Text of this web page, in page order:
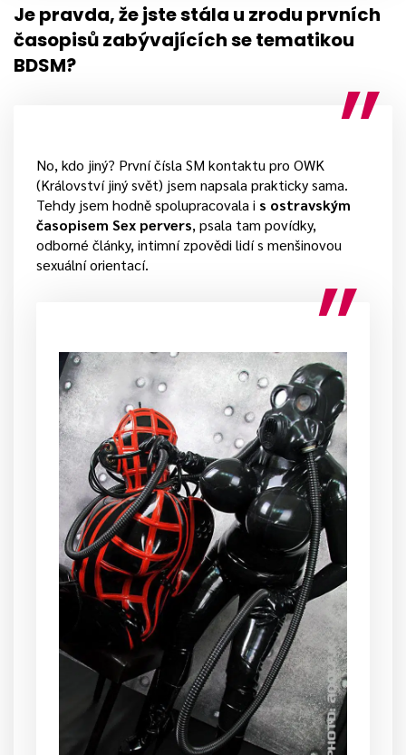
Je pravda, že jste stála u zrodu prvních
časopisů zabývajících se tematikou
BDSM?
No, kdo jiný? První čísla SM kontaktu pro OWK
(Království jiný svět) jsem napsala prakticky sama.
Tehdy jsem hodně spolupracovala i s ostravským
časopisem Sex pervers, psala tam povídky,
odborné články, intimní zpovědi lidí s menšinovou
sexuální orientací.